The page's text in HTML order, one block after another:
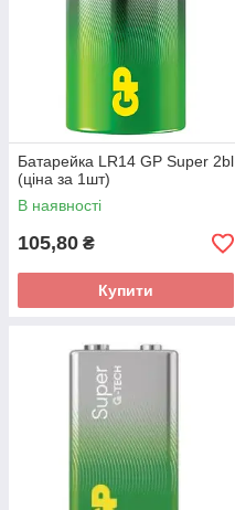
Батарейка LR14 GP Super 2bl
(ціна за 1шт)
В наявності
105,80 ₴
Купити